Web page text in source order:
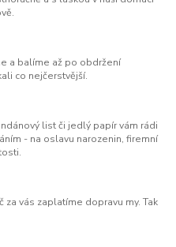
a balíme až po obdržení
co nejčerstvější.
list či jedlý papír vám rádi
- na oslavu narozenin, firemní
za vás zaplatíme dopravu my. Tak